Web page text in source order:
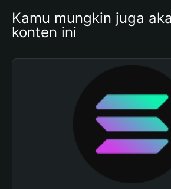
Kamu mungkin juga
konten ini